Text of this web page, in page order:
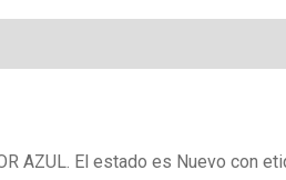
AZUL. El estado es Nuevo con